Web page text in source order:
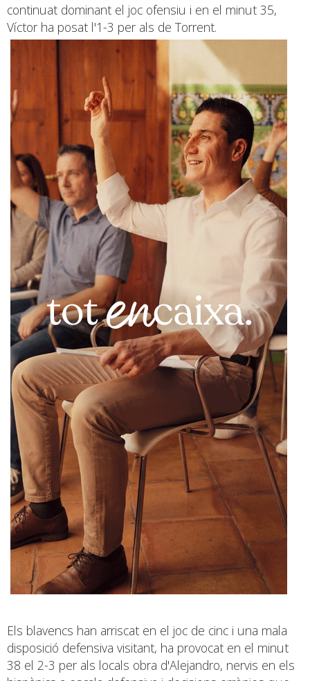
continuat dominant el joc ofensiu i en el minut 35,
Víctor ha posat l'1-3 per als de Torrent.
Els blavencs han arriscat en el joc de cinc i una mala
disposició defensiva visitant, ha provocat en el minut
38 el 2-3 per als locals obra d'Alejandro, nervis en els